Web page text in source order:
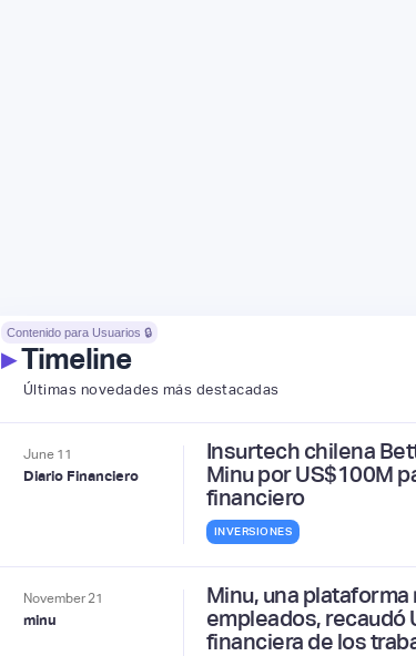
Contenido para Usuarios 🔒
▸Timeline
Últimas novedades más destacadas
June 11
Diario Financiero
Insurtech chilena
Minu por US$100M
financiero
INVERSIONES
November21
minu
Minu, una
empleados, recaudó
financiera de los